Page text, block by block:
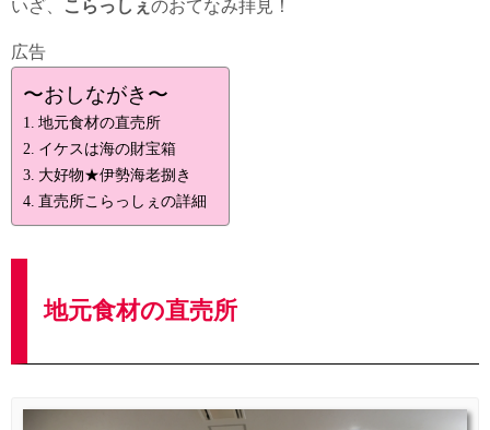
いざ、
こらっしぇ のおてなみ拝見！
広告
〜おしながき〜
地元食材の直売所
イケスは海の財宝箱
大好物★伊勢海老捌き
直売所こらっしぇの詳細
地元食材の直売所